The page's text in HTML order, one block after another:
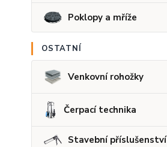
Poklopy a mříže
OSTATNÍ
Venkovní rohožky
Čerpací technika
Stavební příslušenství